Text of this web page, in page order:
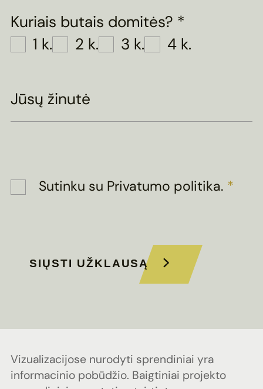
Kuriais butais domitės? *
1 k.
2 k. 3 k. 4 k.
Jūsų žinutė
Sutinku su Privatumo politika. *
SIŲSTI UŽKLAUSĄ
Vizualizacijose nurodyti sprendiniai yra
informacinio pobūdžio. Baigtiniai projekto